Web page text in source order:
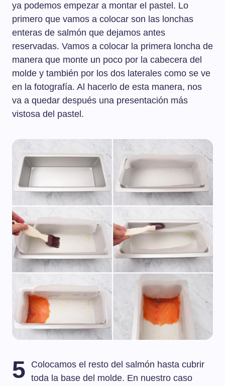
ya podemos empezar a montar el pastel. Lo
primero que vamos a colocar son las lonchas
enteras de salmón que dejamos antes
reservadas. Vamos a colocar la primera loncha de
manera que monte un poco por la cabecera del
molde y también por los dos laterales como se ve
en la fotografía. Al hacerlo de esta manera, nos
va a quedar después una presentación más
vistosa del pastel.
5
Colocamos el resto del salmón hasta cubrir
toda la base del molde. En nuestro caso